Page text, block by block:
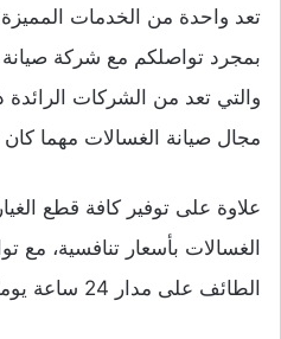
تعد واحدة من الخدمات
بمجرد تواصلكم مع شركة صيانة
والتي تعد من الشركات الرائدة
مجال صيانة الغسالات مهما كان
علاوة على توفير كافة قطع
الغسالات بأسعار تنافسية، مع
الطائف على مدار 24 ساعة يوميًا.